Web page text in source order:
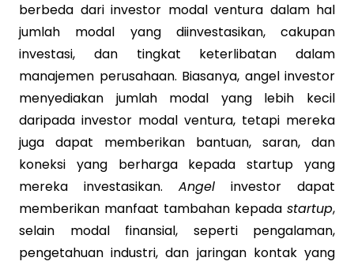
berbeda dari investor modal ventura dalam hal
jumlah modal yang diinvestasikan, cakupan
investasi, dan tingkat keterlibatan dalam
manajemen perusahaan. Biasanya, angel investor
menyediakan jumlah modal yang lebih kecil
daripada investor modal ventura, tetapi mereka
juga dapat memberikan bantuan, saran, dan
koneksi yang berharga kepada startup yang
mereka investasikan. Angel investor dapat
memberikan manfaat tambahan kepada startup,
selain modal finansial, seperti pengalaman,
pengetahuan industri, dan jaringan kontak yang